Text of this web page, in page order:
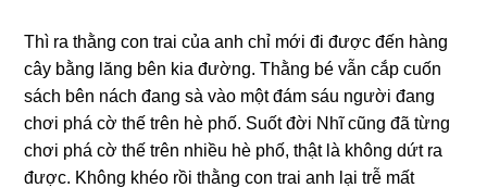
Thì ra thằng con trai của anh chỉ mới đi được đến hàng
cây bằng lăng bên kia đường. Thằng bé vẫn cắp cuốn
sách bên nách đang sà vào một đám sáu người đang
chơi phá cờ thế trên hè phố. Suốt đời Nhĩ cũng đã từng
chơi phá cờ thế trên nhiều hè phố, thật là không dứt ra
được. Không khéo rồi thằng con trai anh lại trễ mất